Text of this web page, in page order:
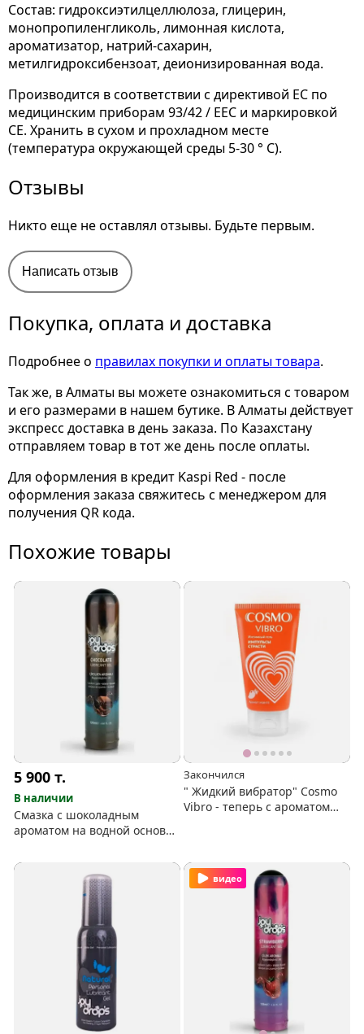
Состав: гидроксиэтилцеллюлоза, глицерин,
монопропиленгликоль, лимонная кислота,
ароматизатор, натрий-сахарин,
метилгидроксибензоат, деионизированная вода.
Производится в соответствии с директивой ЕС по
медицинским приборам 93/42 / EEC и маркировкой
CE. Хранить в сухом и прохладном месте
(температура окружающей среды 5-30 ° C).
Отзывы
Никто еще не оставлял отзывы. Будьте первым.
Написать отзыв
Покупка, оплата и доставка
Подробнее о правилах покупки и оплаты товара.
Так же, в Алматы вы можете ознакомиться с товаром
и его размерами в нашем бутике. В Алматы действует
экспресс доставка в день заказа. По Казахстану
отправляем товар в тот же день после оплаты.
Для оформления в кредит Kaspi Red - после
оформления заказа свяжитесь с менеджером для
получения QR кода.
Похожие товары
5 900т.
В наличии
Смазка с шоколадным
ароматом на водной основе
Закончился
" Жидкий вибратор" Cosmo
Vibro - теперь с ароматом
видео